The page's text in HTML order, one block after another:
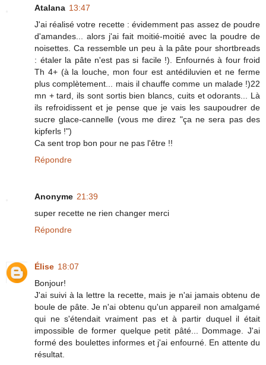
Atalana 13:47
J'ai réalisé votre recette : évidemment pas assez de poudre
d'amandes... alors j'ai fait moitié-moitié avec la poudre de
noisettes. Ca ressemble un peu à la pâte pour shortbreads
: étaler la pâte n'est pas si facile !). Enfournés à four froid
Th 4+ (à la louche, mon four est antédiluvien et ne ferme
plus complètement... mais il chauffe comme un malade !)22
mn + tard, ils sont sortis bien blancs, cuits et odorants... Là
ils refroidissent et je pense que je vais les saupoudrer de
sucre glace-cannelle (vous me direz "ça ne sera pas des
kipferls !")
Ca sent trop bon pour ne pas l'être !!
Répondre
Anonyme 21:39
super recette ne rien changer merci
Répondre
Élise 18:07
Bonjour!
J'ai suivi à la lettre la recette, mais je n'ai jamais obtenu de
boule de pâte. Je n'ai obtenu qu'un appareil non amalgamé
qui ne s'étendait vraiment pas et à partir duquel il était
impossible de former quelque petit pâté... Dommage. J'ai
formé des boulettes informes et j'ai enfourné. En attente du
résultat.